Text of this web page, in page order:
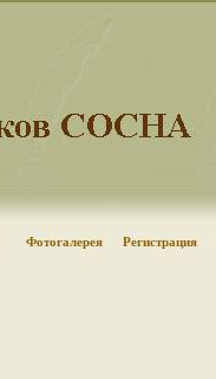
Фотогалерея Регистрация